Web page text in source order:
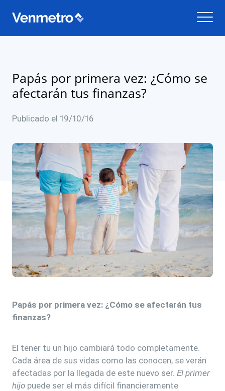
Papás por primera vez: ¿Cómo se
afectarán tus finanzas?
Publicado el 19/10/16
Papás por primera vez: ¿Cómo se afectarán tus
finanzas?
El tener tu un hijo cambiará todo completamente.
Cada área de sus vidas como las conocen, se verán
afectadas por la llegada de este nuevo ser. El primer
hijo puede ser el más difícil financieramente